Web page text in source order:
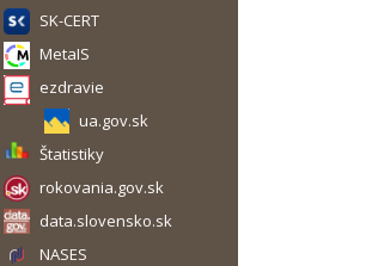
SK-CERT
MetaIS
ezdravie
ua.gov.sk
Štatistiky
rokovania.gov.sk
data.slovensko.sk
NASES